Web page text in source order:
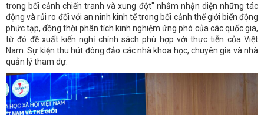
trong bối cảnh chiến tranh và xung đột" nhằm nhận diện những tác
động và rủi ro đối với an ninh kinh tế trong bối cảnh thế giới biến động
phức tạp, đồng thời phân tích kinh nghiệm ứng phó của các quốc gia,
từ đó đề xuất kiến nghị chính sách phù hợp với thực tiễn của Việt
Nam. Sự kiện thu hút đông đảo các nhà khoa học, chuyên gia và nhà
quản lý tham dự.